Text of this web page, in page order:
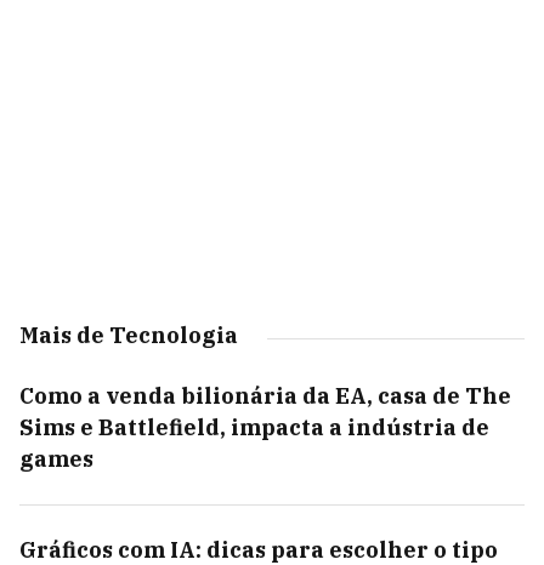
Mais de Tecnologia
Como a venda bilionária da EA, casa de The
Sims e Battlefield, impacta a indústria de
games
Gráficos com IA: dicas para escolher o tipo